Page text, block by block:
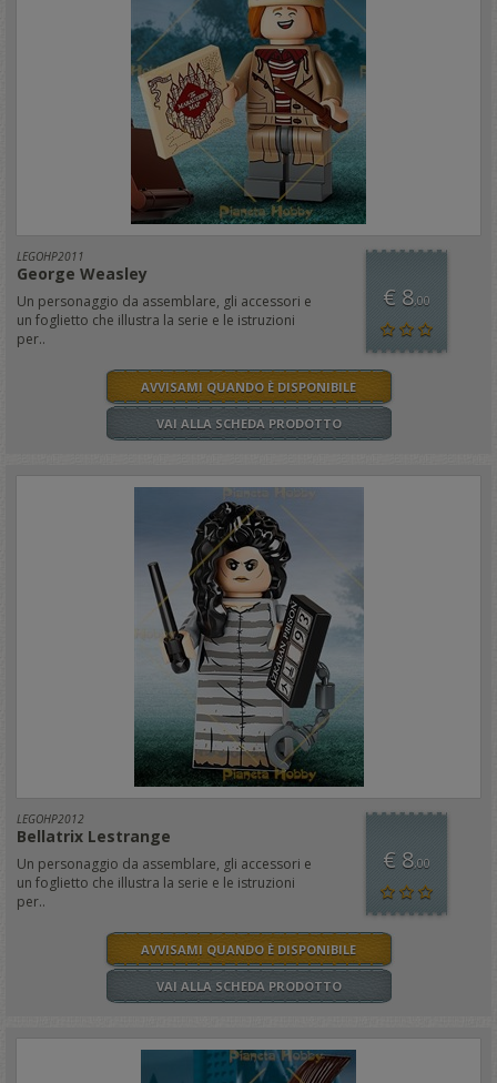
LEGOHP2011
George Weasley
Un personaggio da assemblare, gli accessori e
un foglietto che illustra la serie e le istruzioni
per..
€ 8,00
AVVISAMI QUANDO È DISPONIBILE
VAI ALLA SCHEDA PRODOTTO
LEGOHP2012
Bellatrix Lestrange
Un personaggio da assemblare, gli accessori e
un foglietto che illustra la serie e le istruzioni
per..
€ 8,00
AVVISAMI QUANDO È DISPONIBILE
VAI ALLA SCHEDA PRODOTTO